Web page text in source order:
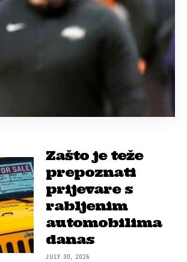
Zašto je teže
prepoznati
prijevare s
rabljenim
automobilima
danas
JULY 30, 2026